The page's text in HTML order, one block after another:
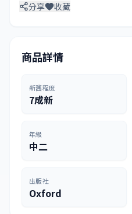
分享 收藏
商品詳情
新舊程度
7成新
年級
中二
出版社
Oxford